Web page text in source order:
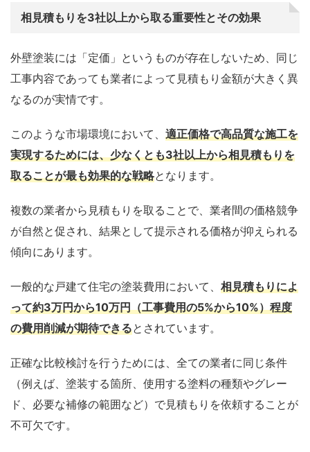
相見積もりを3社以上から取る重要性とその効果
外壁塗装には「定価」というものが存在しないため、同じ
工事内容であっても業者によって見積もり金額が大きく異
なるのが実情です。
このような市場環境において、 適正価格で高品質な施工を
実現するためには、少なくとも3社以上から相見積もりを
取ることが最も効果的な戦略となります。
複数の業者から見積もりを取ることで、業者間の価格競争
が自然と促され、結果として提示される価格が抑えられる
傾向にあります。
一般的な戸建て住宅の塗装費用において、 相見積もりによ
って約3万円から10万円（工事費用の5%から10%）程度
の費用削減が期待できるとされています。
正確な比較検討を行うためには、全ての業者に同じ条件
（例えば、塗装する箇所、使用する塗料の種類やグレー
ド、必要な補修の範囲など）で見積もりを依頼することが
不可欠です。